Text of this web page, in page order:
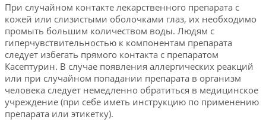
При случайном контакте лекарственного препарата с
кожей или слизистыми оболочками глаз, их необходимо
промыть большим количеством воды. Людям с
гиперчувствительностью к компонентам препарата
следует избегать прямого контакта с препаратом
Касептурин. В случае появления аллергических реакций
или при случайном попадании препарата в организм
человека следует немедленно обратиться в медицинское
учреждение (при себе иметь инструкцию по применению
препарата или этикетку).